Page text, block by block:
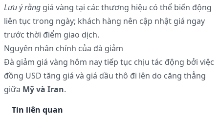
Lưu ý rằng giá vàng tại các thương hiệu có thể biến động
liên tục trong ngày; khách hàng nên cập nhật giá ngay
trước thời điểm giao dịch.
Nguyên nhân chính của đà giảm
Đà giảm giá vàng hôm nay tiếp tục chịu tác động bởi việc
đồng USD tăng giá và giá dầu thô đi lên do căng thẳng
giữa Mỹ và Iran.
Tin liên quan